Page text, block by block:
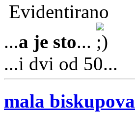
Evidentirano
...a je sto...
...i dvi od 50...
mala biskupova